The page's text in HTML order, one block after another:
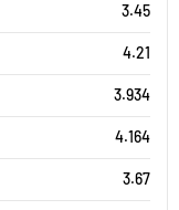
3.45
4.21
3.934
4.164
3.67